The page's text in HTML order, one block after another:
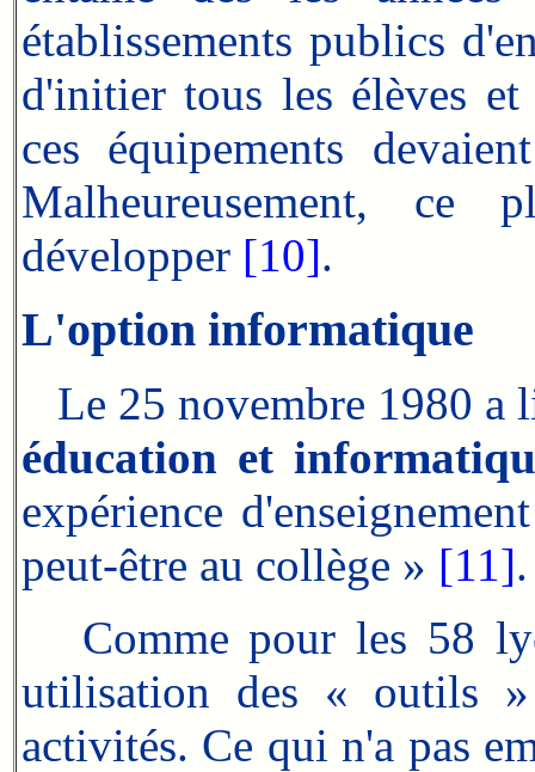
établissements publics
d'initier tous les élèves
ces équipements
Malheureusement,
développer [10].
L'option informatique
Le 25 novembre 1980
éducation et
expérience
peut-être au collège » [11].
Comme pour les 58
utilisation des « outils
activités. Ce qui n'a pas